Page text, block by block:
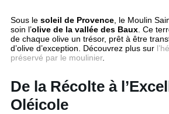
Sous le soleil de Provence , le Moulin
soin l’olive de la vallée des Baux . Ce
de chaque olive un trésor, prêt à être
d’olive d’exception. Découvrez plus sur
préservé par le moulinier.
De la Récolte à
Oléicole